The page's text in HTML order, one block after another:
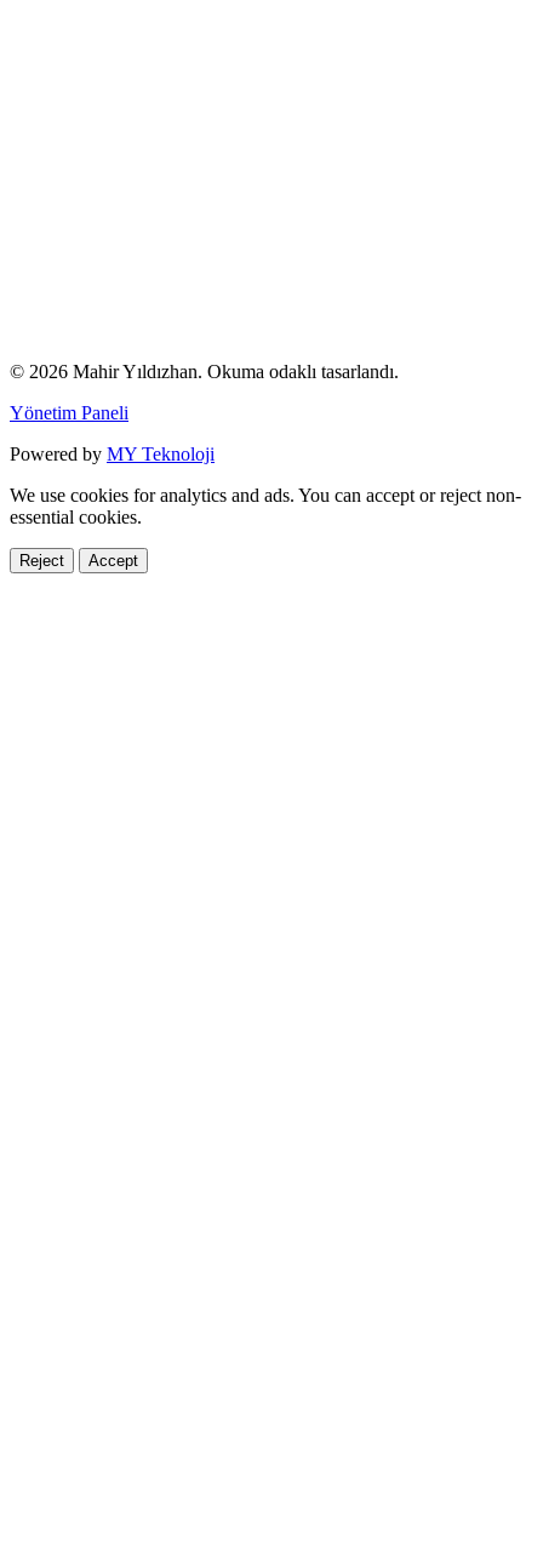
© 2026 Mahir Yıldızhan. Okuma odaklı tasarlandı.
Yönetim Paneli
Powered by MY Teknoloji
We use cookies for analytics and ads. You can accept or reject non-
essential cookies.
Reject Accept